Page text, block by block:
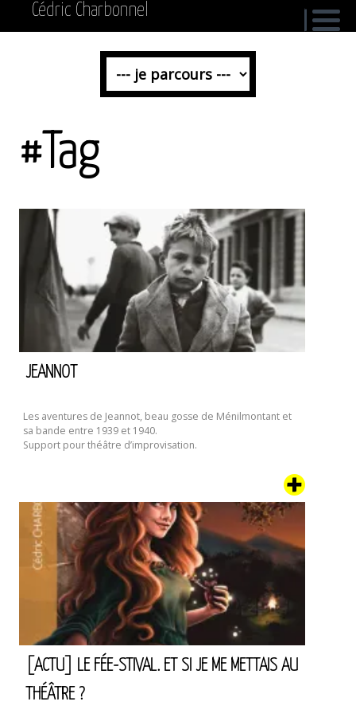
Cédric Charbonnel
#Tag
JEANNOT
Les aventures de Jeannot, beau gosse de Ménilmontant et
sa bande entre 1939 et 1940.
Support pour théâtre d’improvisation.
[ACTU] LE FÉE-STIVAL. ET SI JE ME METTAIS AU
THÉÂTRE ?